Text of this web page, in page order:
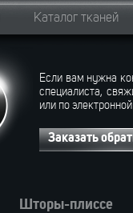
Каталог тканей
Если вам нужна
специалиста,
или по
Заказать
Шторы-плиссе